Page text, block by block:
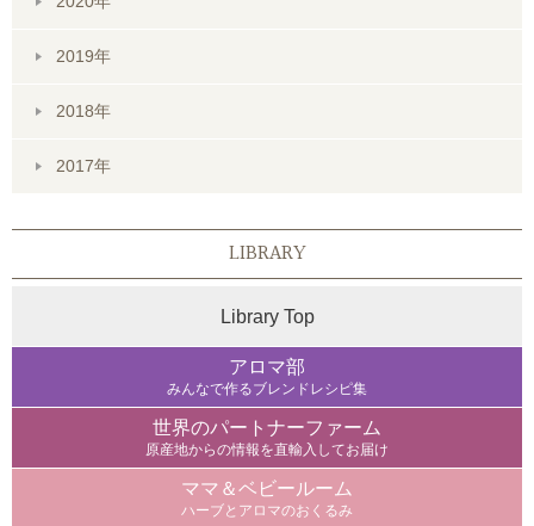
2019年
2018年
2017年
LIBRARY
Library Top
アロマ部
みんなで作るブレンドレシピ集
世界のパートナーファーム
原産地からの情報を直輸入してお届け
ママ＆ベビールーム
ハーブとアロマのおくるみ